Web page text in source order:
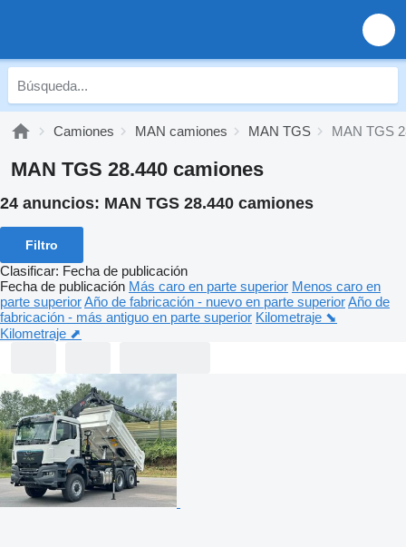
Camiones MAN camiones MAN TGS MAN TGS
MAN TGS 28.440 camiones
24 anuncios: MAN TGS 28.440 camiones
Filtro
Clasificar: Fecha de publicación
Fecha de publicación Más caro en parte superior Menos caro en
parte superiorAño de fabricación - nuevo en parte superiorAño de
fabricación - más antiguo en parte superior Kilometraje ⬊
Kilometraje ⬈